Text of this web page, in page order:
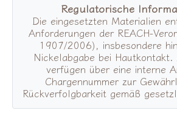
Regulatorische
Die eingesetzten Materialien
Anforderungen der REACH-
1907/2006), insbesondere
Nickelabgabe bei
verfügen über eine interne
Chargennummer zur
Rückverfolgbarkeit gemäß